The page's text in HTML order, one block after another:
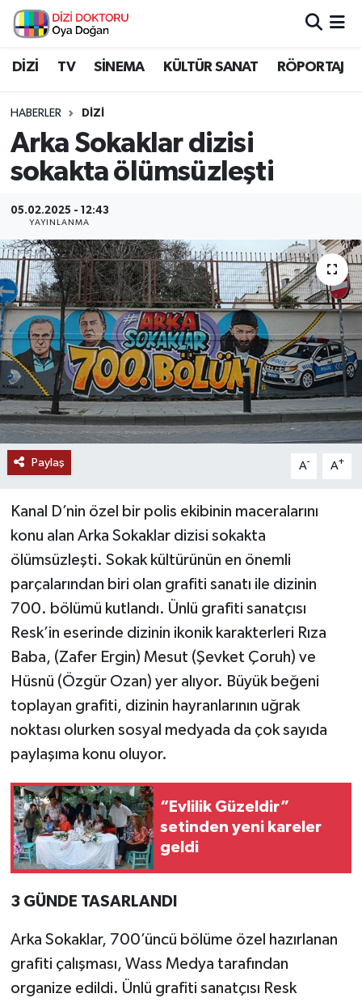
DİZİ TV SİNEMA KÜLTÜR SANAT RÖPORTAJ
HABERLER DİZİ
Arka Sokaklar dizisi
sokakta ölümsüzleşti
05.02.2025 - 12:43
YAYINLANMA
Paylaş A- A+
Kanal D’nin özel bir polis ekibinin maceralarını
konu alan Arka Sokaklar dizisi sokakta
ölümsüzleşti. Sokak kültürünün en önemli
parçalarından biri olan grafiti sanatı ile dizinin
700. bölümü kutlandı. Ünlü grafiti sanatçısı
Resk’in eserinde dizinin ikonik karakterleri Rıza
Baba, (Zafer Ergin) Mesut (Şevket Çoruh) ve
Hüsnü (Özgür Ozan) yer alıyor. Büyük beğeni
toplayan grafiti, dizinin hayranlarının uğrak
noktası olurken sosyal medyada da çok sayıda
paylaşıma konu oluyor.
“Evlilik Güzeldir”
setinden yeni kareler
geldi
3 GÜNDE TASARLANDI
Arka Sokaklar, 700’üncü bölüme özel hazırlanan
grafiti çalışması, Wass Medya tarafından
organize edildi. Ünlü grafiti sanatçısı Resk
İstanbul Nöbetçi Eczaneler
İstanbul Namaz Vakitleri
İstanbul Trafik Yoğunluk Haritası
Süper Lig Puan Durumu ve Fikstür
Tüm Manşetler
Son Dakika Haberleri
Haber Arşivi